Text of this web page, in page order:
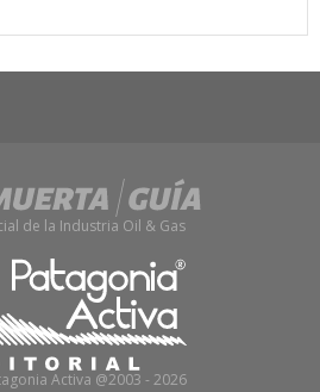
de la Industria Oil & Gas
Activa @2003 - 2026